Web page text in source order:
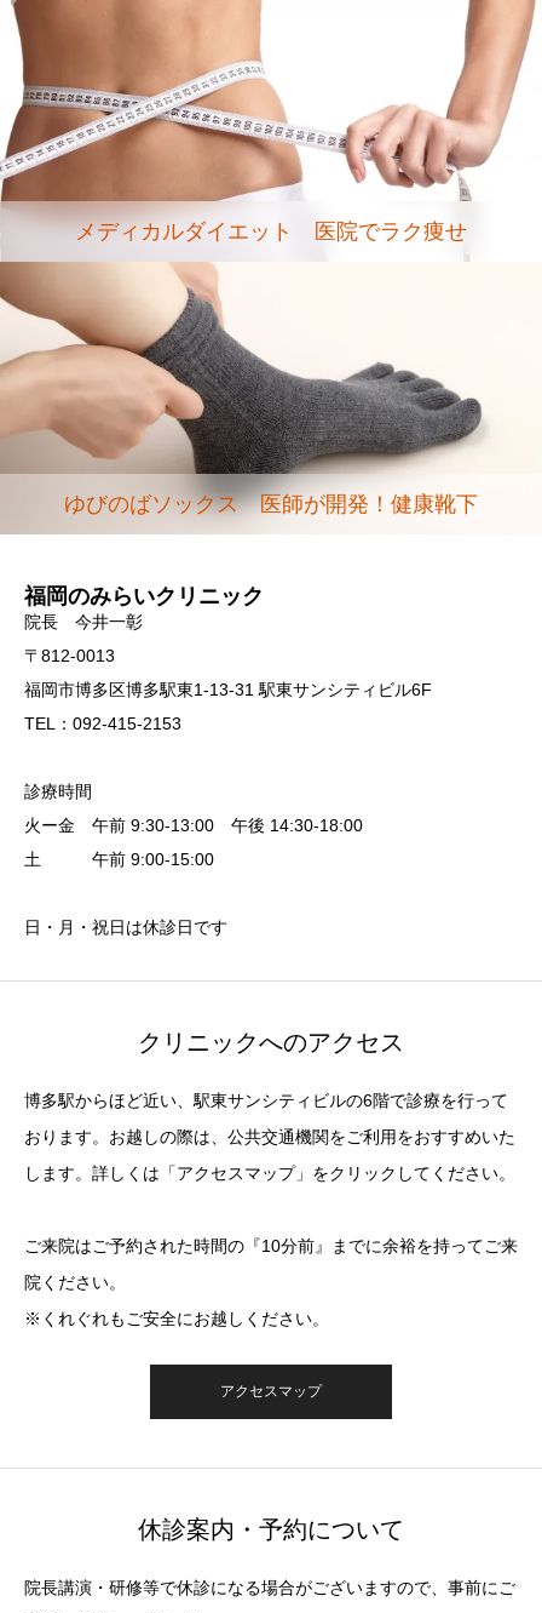
メディカルダイエット 医院でラク痩せ
ゆびのばソックス 医師が開発！健康靴下
福岡のみらいクリニック
院長 今井一彰
〒812-0013
福岡市博多区博多駅東1-13-31 駅東サンシティビル6F
TEL：092-415-2153
診療時間
火ー金 午前 9:30-13:00 午後 14:30-18:00
土 午前 9:00-15:00
日・月・祝日は休診日です
クリニックへのアクセス
博多駅からほど近い、駅東サンシティビルの6階で診療を行って
おります。お越しの際は、公共交通機関をご利用をおすすめいた
します。詳しくは「アクセスマップ」をクリックしてください。
ご来院はご予約された時間の『10分前』までに余裕を持ってご来
院ください。
※くれぐれもご安全にお越しください。
アクセスマップ
休診案内・予約について
院長講演・研修等で休診になる場合がございますので、事前にご